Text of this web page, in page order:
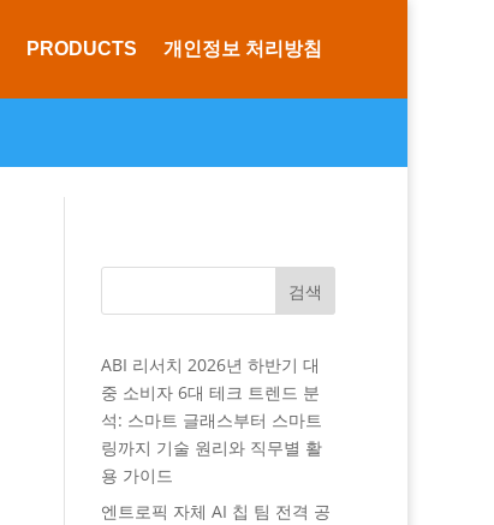
PRODUCTS 개인정보 처리방침
검색
ABI 리서치 2026년 하반기 대
중 소비자 6대 테크 트렌드 분
석: 스마트 글래스부터 스마트
링까지 기술 원리와 직무별 활
용 가이드
엔트로픽 자체 AI 칩 팀 전격 공